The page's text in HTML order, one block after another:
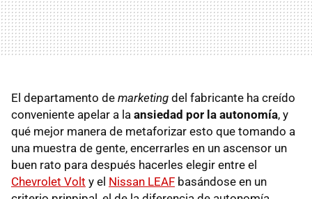
El departamento de marketing del fabricante ha creído
conveniente apelar a la ansiedad por la autonomía, y
qué mejor manera de metaforizar esto que tomando a
una muestra de gente, encerrarles en un ascensor un
buen rato para después hacerles elegir entre el
Chevrolet Volt y el Nissan LEAF basándose en un